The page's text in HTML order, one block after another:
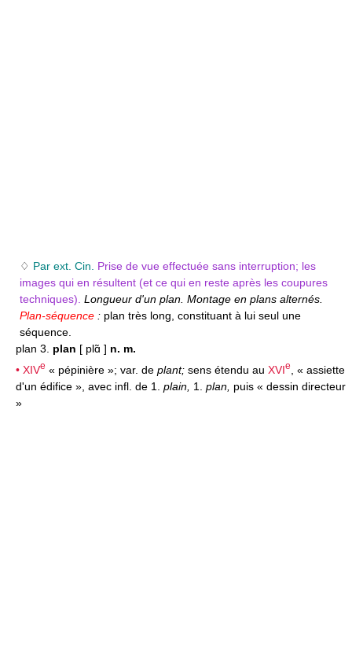
♢ Par ext. Cin.
Prise de vue effectuée sans interruption; les
images qui en résultent (et ce qui en reste après les coupures
techniques). Longueur d'un plan. Montage en plans alternés.
Plan-séquence : plan très long, constituant à lui seul une
séquence.
plan 3. plan [ plɑ̃ ] n. m.
• XIVe « pépinière »; var. de plant; sens étendu au XVIe
, « assiette
d'un édifice », avec infl. de 1. plain, 1. plan, puis « dessin directeur
»